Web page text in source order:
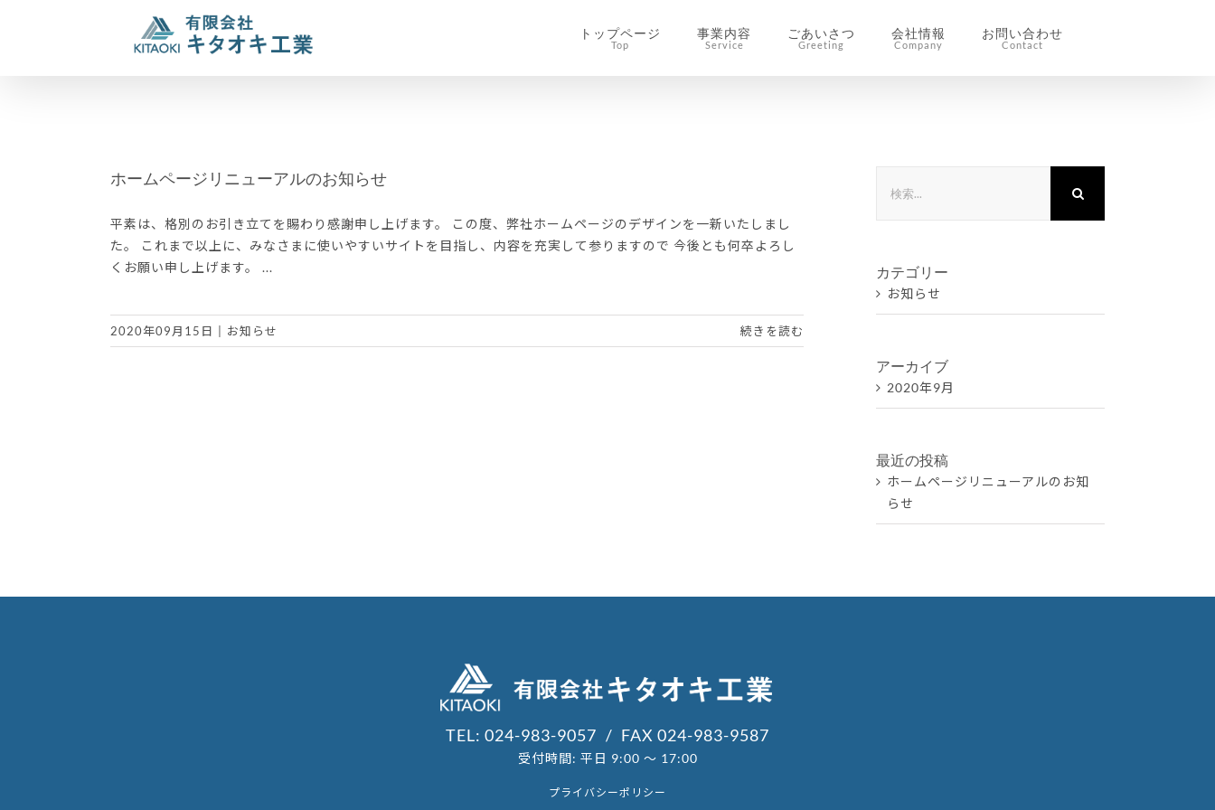
トップページ
Top
事業内容
Service
ごあいさつ
Greeting
会社情報
Company
お問い合わせ
Contact
ホームページリニューアルのお知らせ
平素は、格別のお引き立てを賜わり感謝申し上げます。 この度、弊社ホームページのデザインを一新いたしまし
た。 これまで以上に、みなさまに使いやすいサイトを目指し、内容を充実して参りますので 今後とも何卒よろし
くお願い申し上げます。 ...
2020年09月15日 お知らせ 続きを読む
カテゴリー
お知らせ
アーカイブ
2020年9月
最近の投稿
ホームページリニューアルのお知
らせ
TEL: 024-983-9057 FAX 024-983-9587
受付時間: 平日 9:00 〜 17:00
プライバシーポリシー